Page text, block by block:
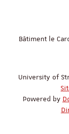
Bâtiment le
University of
Powered by